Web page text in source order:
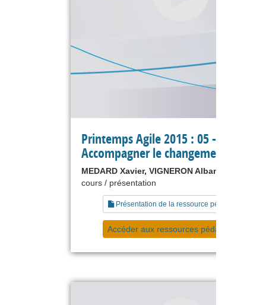
Printemps Agile 2015 : 05 -
Accompagner le changement
MEDARD Xavier, VIGNERON Albane
cours / présentation
Présentation de la ressource pédagogique
Accéder aux ressources pédagogiques